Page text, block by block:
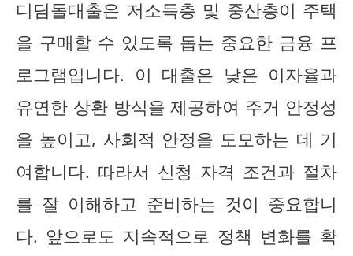
디딤돌대출은 저소득층 및 중산층이 주택
을 구매할 수 있도록 돕는 중요한 금융 프
로그램입니다. 이 대출은 낮은 이자율과
유연한 상환 방식을 제공하여 주거 안정성
을 높이고, 사회적 안정을 도모하는 데 기
여합니다. 따라서 신청 자격 조건과 절차
를 잘 이해하고 준비하는 것이 중요합니
다. 앞으로도 지속적으로 정책 변화를 확